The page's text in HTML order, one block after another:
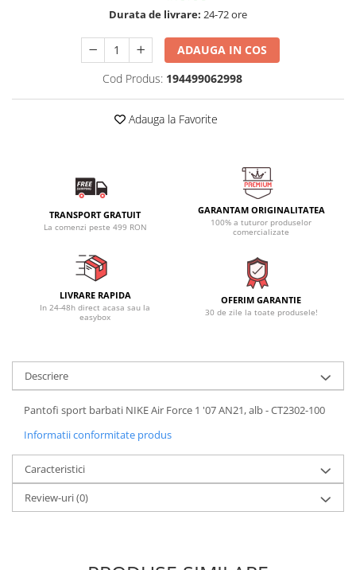
Durata de livrare: 24-72 ore
ADAUGA IN COS
Cod Produs: 194499062998
Adauga la Favorite
TRANSPORT GRATUIT
La comenzi peste 499 RON
GARANTAM ORIGINALITATEA
100% a tuturor produselor
comercializate
LIVRARE RAPIDA
In 24-48h direct acasa sau la
easybox
OFERIM GARANTIE
30 de zile la toate produsele!
Descriere
Pantofi sport barbati NIKE Air Force 1 '07 AN21, alb - CT2302-100
Informatii conformitate produs
Caracteristici
Review-uri(0)